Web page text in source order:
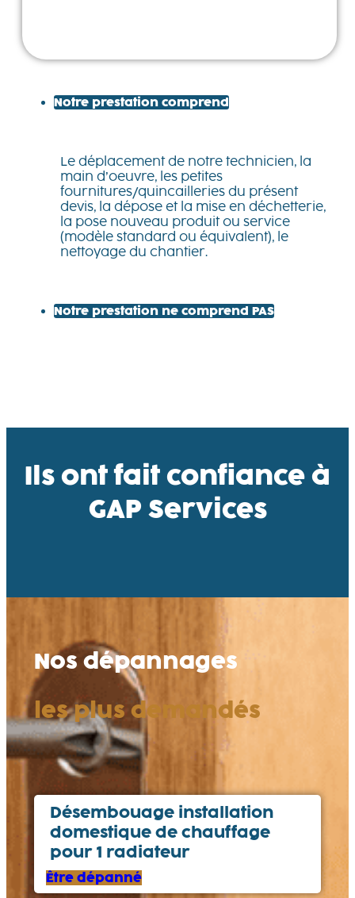
Notre prestation comprend
Le déplacement de notre technicien, la
main d’oeuvre, les petites
fournitures/quincailleries du présent
devis, la dépose et la mise en déchetterie,
la pose nouveau produit ou service
(modèle standard ou équivalent), le
nettoyage du chantier.
Notre prestation ne comprend PAS
Ils ont fait confiance à
GAP Services
Nos dépannages
les plus demandés
Désembouage installation
domestique de chauffage
pour 1 radiateur
Être dépanné